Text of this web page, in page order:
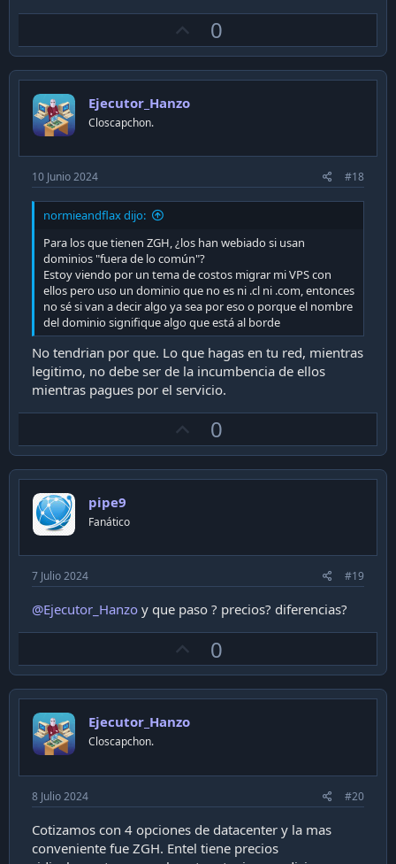
p
v
0
Ejecutor_Hanzo
Closcapchon.
10 Junio 2024 #18
normieandflax dijo:
Para los que tienen ZGH, ¿los han webiado si usan
dominios "fuera de lo común"?
Estoy viendo por un tema de costos migrar mi VPS con
ellos pero uso un dominio que no es ni .cl ni .com, entonces
no sé si van a decir algo ya sea por eso o porque el nombre
del dominio signifique algo que está al borde
No tendrian por que. Lo que hagas en tu red, mientras
legitimo, no debe ser de la incumbencia de ellos
mientras pagues por el servicio.
p
v
0
pipe9
Fanático
7 Julio 2024 #19
@Ejecutor_Hanzo y que paso ? precios? diferencias?
p
v
0
Ejecutor_Hanzo
Closcapchon.
8 Julio 2024 #20
Cotizamos con 4 opciones de datacenter y la mas
conveniente fue ZGH. Entel tiene precios